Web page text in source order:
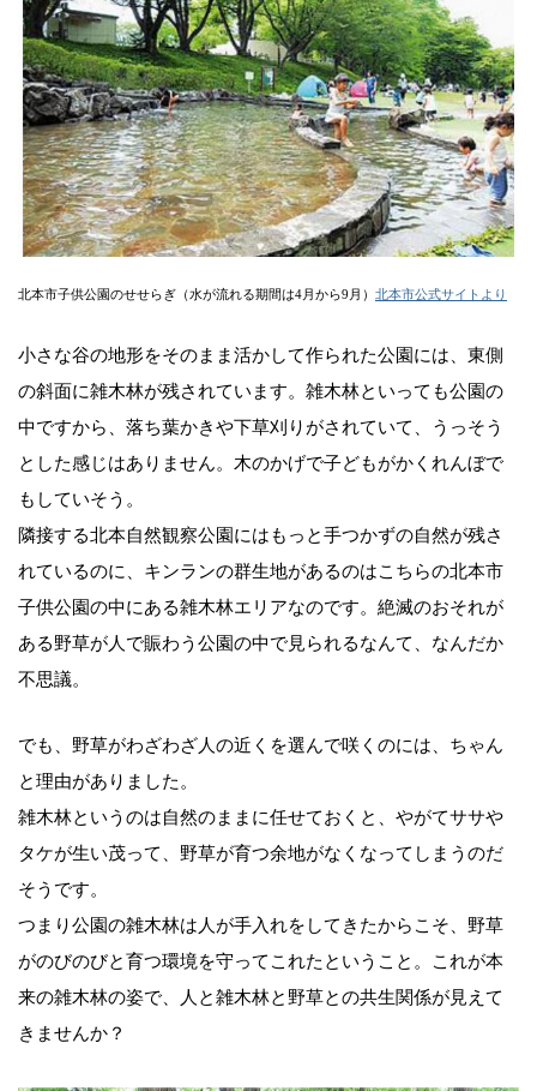
北本市子供公園のせせらぎ（水が流れる期間は4月から9月） 北本市公式サイトより
小さな谷の地形をそのまま活かして作られた公園には、東側
の斜面に雑木林が残されています。雑木林といっても公園の
中ですから、落ち葉かきや下草刈りがされていて、うっそう
とした感じはありません。木のかげで子どもがかくれんぼで
もしていそう。
隣接する北本自然観察公園にはもっと手つかずの自然が残さ
れているのに、キンランの群生地があるのはこちらの北本市
子供公園の中にある雑木林エリアなのです。絶滅のおそれが
ある野草が人で賑わう公園の中で見られるなんて、なんだか
不思議。
でも、野草がわざわざ人の近くを選んで咲くのには、ちゃん
と理由がありました。
雑木林というのは自然のままに任せておくと、やがてササや
タケが生い茂って、野草が育つ余地がなくなってしまうのだ
そうです。
つまり公園の雑木林は人が手入れをしてきたからこそ、野草
がのびのびと育つ環境を守ってこれたということ。これが本
来の雑木林の姿で、人と雑木林と野草との共生関係が見えて
きませんか？